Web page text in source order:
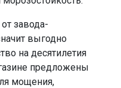
завода-
выгодно
на десятилетия
предложены
мощения,